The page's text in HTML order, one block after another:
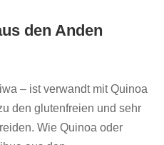
den Anden
– ist verwandt mit Quinoa
den glutenfreien und sehr
Wie Quinoa oder